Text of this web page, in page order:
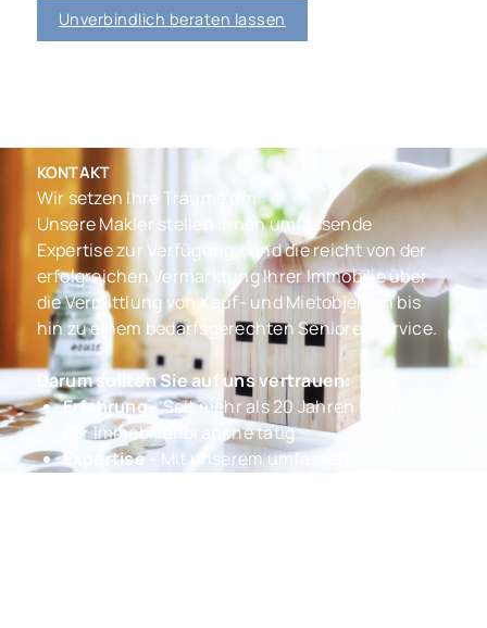
Unverbindlich beraten lassen
KONTAKT
Wir setzen Ihre Träume um
Unsere Makler stellen Ihnen umfassende
Expertise zur Verfügung - und die reicht von der
erfolgreichen Vermarktung Ihrer Immobilie über
die Vermittlung von Kauf- und Mietobjekten bis
hin zu einem bedarfsgerechten Seniorenservice.
Darum sollten Sie auf uns vertrauen:
Erfahrung- Seit mehr als 20 Jahren sind wir in
der Immobilienbranche tätig
Expertise- Mit unserem umfassenden Know-